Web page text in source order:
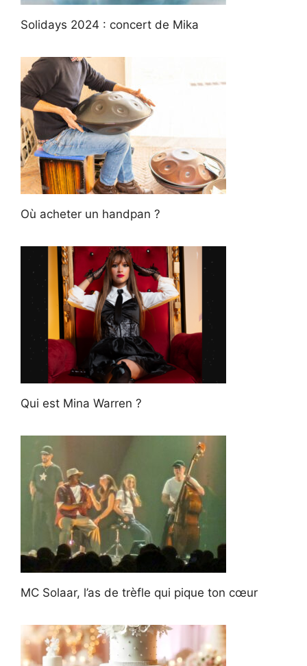
Solidays 2024 : concert de Mika
Où acheter un handpan ?
Qui est Mina Warren ?
MC Solaar, l’as de trèfle qui pique ton cœur